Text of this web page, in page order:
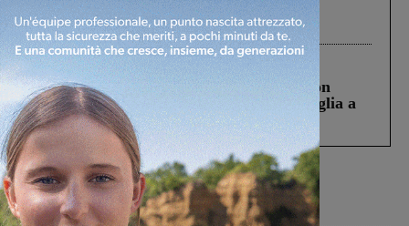
Gianni, Giulia e Franco. Lo schianto, il
processo, lo stop ai sorpassi fra tir....
Cronaca 3 Agosto 2026
Scomparso da una struttura di Castiglion
Fiorentino l’uomo che aveva ucciso la figlia a
Levane nel 2020